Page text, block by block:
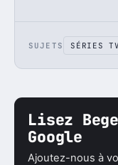
SUJETS SÉRIES TV
Lisez
Google
Ajoutez-nous à